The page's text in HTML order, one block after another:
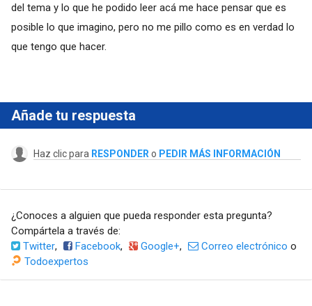
del tema y lo que he podido leer acá me hace pensar que es
posible lo que imagino, pero no me pillo como es en verdad lo
que tengo que hacer.
Añade tu respuesta
Haz clic para RESPONDER o PEDIR MÁS INFORMACIÓN
¿Conoces a alguien que pueda responder esta pregunta?
Compártela a través de:
Twitter, Facebook, Google+, Correo electrónico o
Todoexpertos